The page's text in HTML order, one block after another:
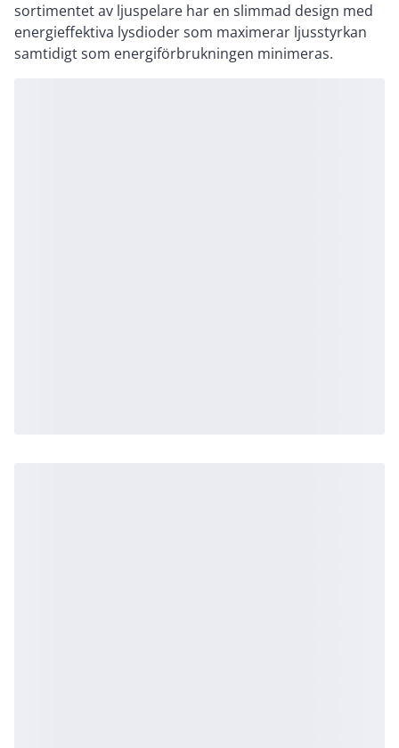
sortimentet av ljuspelare har en slimmad design med
energieffektiva lysdioder som maximerar ljusstyrkan
samtidigt som energiförbrukningen minimeras.